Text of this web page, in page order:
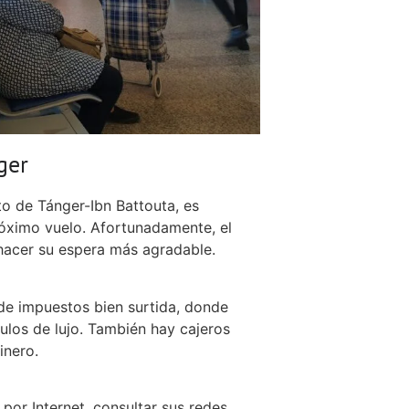
de Tánger-Ibn Battouta, es
vuelo. Afortunadamente, el
su espera más agradable.
impuestos bien surtida, donde
de lujo. También hay cajeros